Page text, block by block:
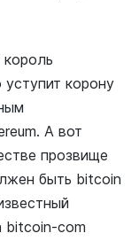
корону
А вот
прозвище
быть bitcoin
bitcoin-com